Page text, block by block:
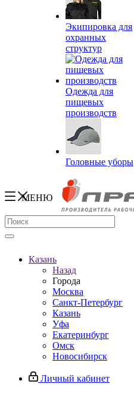
Экипировка для
охранных
структур
Одежда для
пищевых
производств
Головные уборы
МЕНЮ
Казань
Назад
Города
Москва
Санкт-Петербург
Казань
Уфа
Екатеринбург
Омск
Новосибирск
Личный кабинет